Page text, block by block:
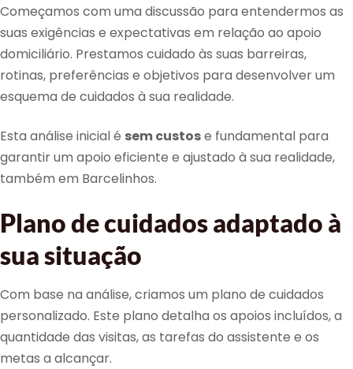
Começamos com uma discussão para entendermos as
suas exigências e expectativas em relação ao apoio
domiciliário. Prestamos cuidado às suas barreiras,
rotinas, preferências e objetivos para desenvolver um
esquema de cuidados à sua realidade.
Esta análise inicial é sem custose fundamental para
garantir um apoio eficiente e ajustado à sua realidade,
também em Barcelinhos.
Plano de cuidados adaptado à
sua situação
Com base na análise, criamos um plano de cuidados
personalizado. Este plano detalha os apoios incluídos, a
quantidade das visitas, as tarefas do assistente e os
metas a alcançar.